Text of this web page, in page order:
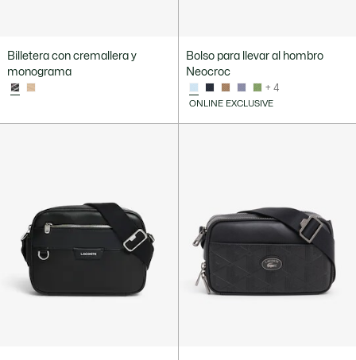
Billetera con cremallera y
monograma
Bolso para llevar al hombro
Neocroc
+ 4
ONLINE EXCLUSIVE